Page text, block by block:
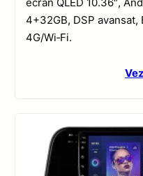
4+32GB, DSP
4G/Wi‑Fi.